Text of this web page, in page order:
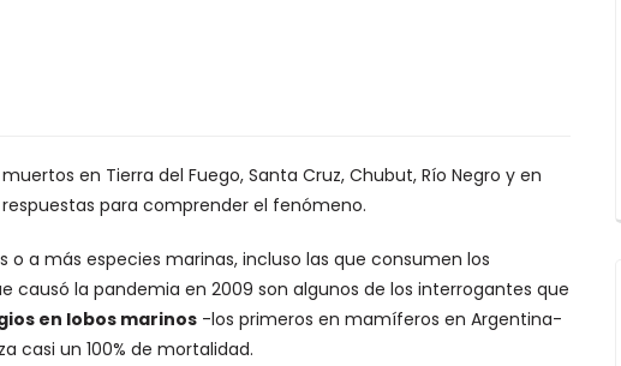
en Tierra del Fuego, Santa Cruz, Chubut, Río Negro y en
para comprender el fenómeno.
o a más especies marinas, incluso las que consumen los
causó la pandemia en 2009 son algunos de los interrogantes que
en lobos marinos-los primeros en mamíferos en Argentina-
casi un 100% de mortalidad.